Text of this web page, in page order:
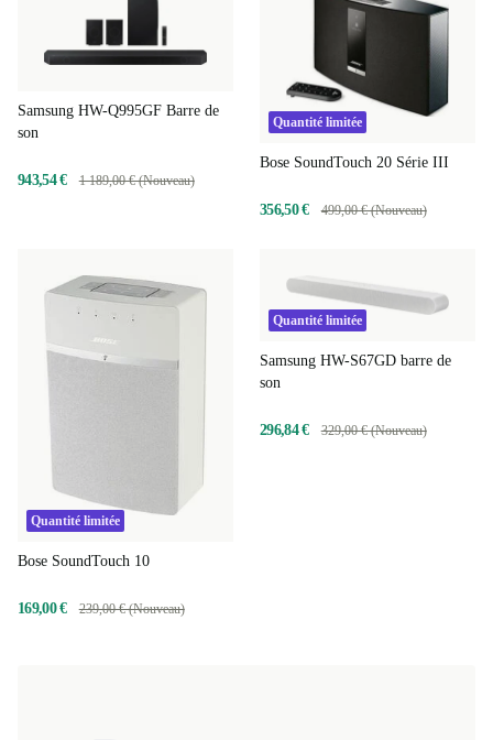
Samsung HW-Q995GF Barre de
son
943,54 € 1 189,00 € (Nouveau)
Quantité limitée
Bose SoundTouch 20 Série III
356,50 € 499,00 € (Nouveau)
Quantité limitée
Bose SoundTouch 10
169,00 € 239,00 € (Nouveau)
Quantité limitée
Samsung HW-S67GD barre de
son
296,84 € 329,00 € (Nouveau)